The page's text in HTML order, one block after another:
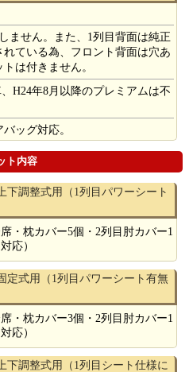
ません。また、1列目背面は純正
ている為、フロント背面は穴あ
は付きません。
H24年8月以降のプレミアムは不
ッグ対応。
ト内容
下調整式用（1列目パワーシート
・枕カバー5個・2列目肘カバー1
応）
定式用（1列目パワーシート有無
・枕カバー3個・2列目肘カバー1
応）
下調整式用（1列目シート仕様に